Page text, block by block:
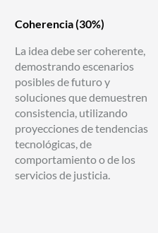
Coherencia(30%)
La idea debe ser coherente,
demostrando escenarios
posibles de futuro y
soluciones que demuestren
consistencia, utilizando
proyecciones de tendencias
tecnológicas, de
comportamiento o de los
servicios de justicia.